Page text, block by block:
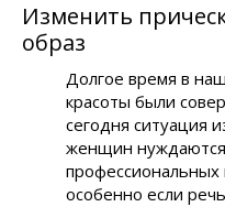
Изменить
образ
Долгое время в
красоты были
сегодня ситуация
женщин нуждаются
профессиональных
особенно если